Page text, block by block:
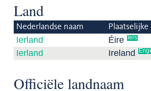
Land
Nederlandse naam Plaatselijke
Ierland Éire Iers
Ierland Ireland
Officiële landnaam